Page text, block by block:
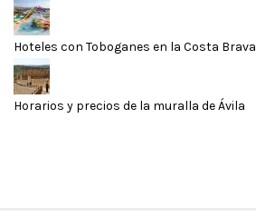
Hoteles con Toboganes en la Costa Brava
Horarios y precios de la muralla de Ávila